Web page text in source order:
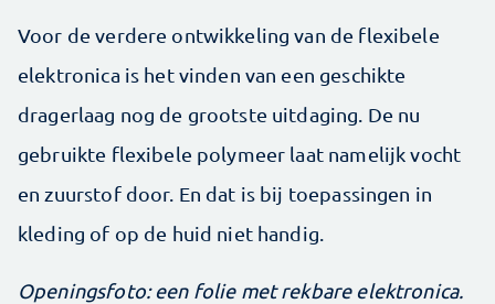
Voor de verdere ontwikkeling van de flexibele
elektronica is het vinden van een geschikte
dragerlaag nog de grootste uitdaging. De nu
gebruikte flexibele polymeer laat namelijk vocht
en zuurstof door. En dat is bij toepassingen in
kleding of op de huid niet handig.
Openingsfoto: een folie met rekbare elektronica.